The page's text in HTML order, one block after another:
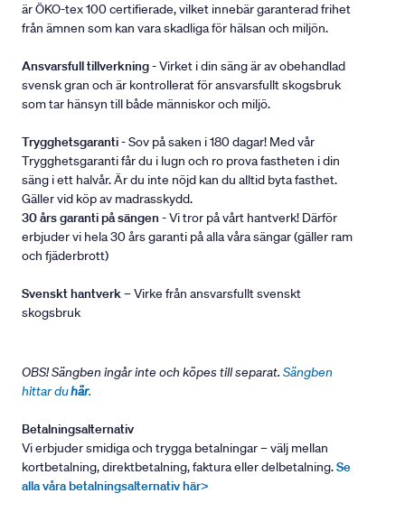
är ÖKO-tex 100 certifierade, vilket innebär garanterad frihet
från ämnen som kan vara skadliga för hälsan och miljön.
Ansvarsfull tillverkning- Virket i din säng är av obehandlad
svensk gran och är kontrollerat för ansvarsfullt skogsbruk
som tar hänsyn till både människor och miljö.
Trygghetsgaranti- Sov på saken i 180 dagar! Med vår
Trygghetsgaranti får du i lugn och ro prova fastheten i din
säng i ett halvår. Är du inte nöjd kan du alltid byta fasthet.
Gäller vid köp av madrasskydd.
30 års garanti på sängen - Vi tror på vårt hantverk! Därför
erbjuder vi hela 30 års garanti på alla våra sängar (gäller ram
och fjäderbrott)
Svenskt hantverk– Virke från ansvarsfullt svenskt
skogsbruk
OBS! Sängben ingår inte och köpes till separat. Sängben
hittar duhär.
Betalningsalternativ
Vi erbjuder smidiga och trygga betalningar – välj mellan
kortbetalning, direktbetalning, faktura eller delbetalning.Se
alla våra betalningsalternativ här>